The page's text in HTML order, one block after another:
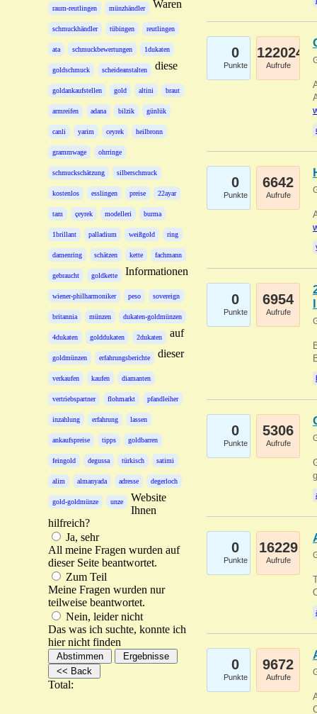
raum-reutlingen münzhändler
schmuckhändler tübingen reutlingen
ata schmuckbewertungen 1dukaten
goldschmuck scheideanstalten
goldankaufstellen gold altini braut
armreifen adana bilzik günlük
canli yarim ceyrek heilbronn
grammwage ohrringe
schmuckschätzung silberschmuck
kostenlos esslingen preise 22ayar
tam çeyrek modelleri burma
1brillant palladium weißgold ring
damenring schätzen kette fachmann
gebraucht goldkette
wiener-philharmoniker peso sovereign
britannia münzen dukaten-goldmünzen
4dukaten golddukaten 2dukaten
goldmünzen erfahrungsberichte
verkaufen kaufen diamanten
vertriebspartner flohmarkt pfandleiher
inzahlung erfahrung lassen
ankaufspreise tipps goldbarren
feingold degussa türkisch satimi
alim almanyada adresse degerloch
gold-goldmünze unze
Waren
diese
Informationen
auf
dieser
Website
Ihnen
hilfreich?
Ja, sehr
All meine Fragen wurden auf
dieser Seite beantwortet.
Zum Teil
Meine Fragen wurden nur
teilweise beantwortet.
Nein, leider nicht
Das was ich suchte, konnte ich
hier nicht finden
Total:
0
Punkte
122024
Aufrufe
0
Punkte
6642
Aufrufe
0
Punkte
6954
Aufrufe
0
Punkte
5306
Aufrufe
0
Punkte
16229
Aufrufe
0
Punkte
9672
Aufrufe